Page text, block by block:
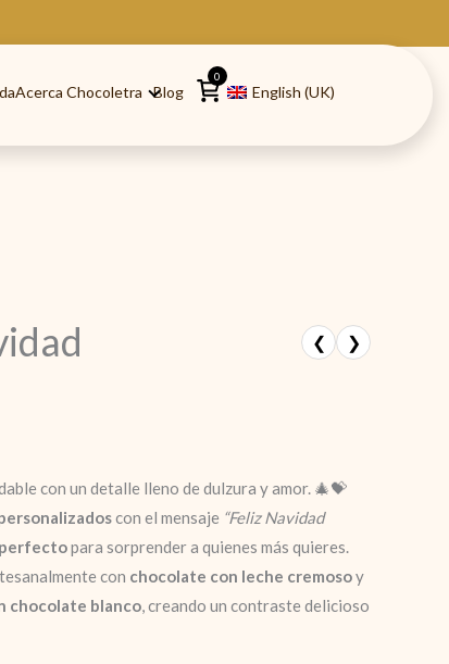
Acerca Chocoletra Blog
0
English (UK)
❮ ❯
con un detalle lleno de dulzura y amor. 🎄💝
con el mensaje “Feliz Navidad
perfectopara sorprender a quienes más quieres.
con chocolate con leche cremosoy
chocolate blanco, creando un contraste delicioso